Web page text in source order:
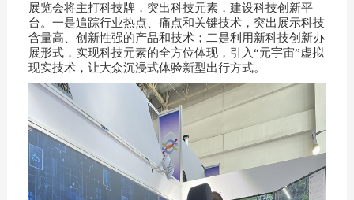
展览会将主打科技牌，突出科技元素，建设科技创新平
台。一是追踪行业热点、痛点和关键技术，突出展示科技
含量高、创新性强的产品和技术；二是利用新科技创新办
展形式，实现科技元素的全方位体现，引入“元宇宙”虚拟
现实技术，让大众沉浸式体验新型出行方式。